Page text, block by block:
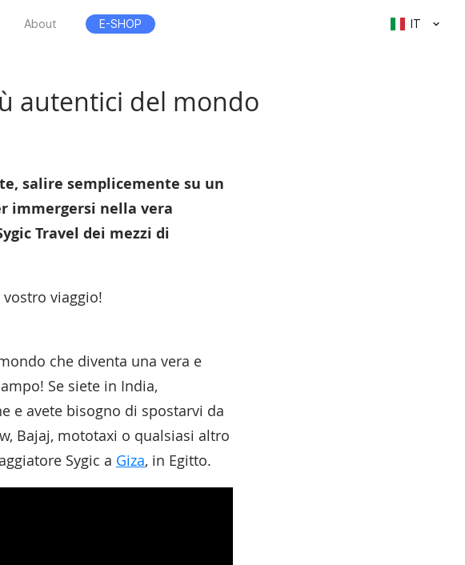
About E-SHOP IT
autentici del mondo
salire semplicemente su un
immergersi nella vera
Travel dei mezzi di
vostro viaggio!
che diventa una vera e
Se siete in India,
e avete bisogno di spostarvi da
Bajaj, mototaxi o qualsiasi altro
Sygic a Giza, in Egitto.